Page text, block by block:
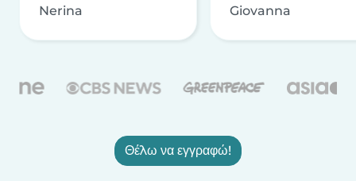
Nerina Giovanna
Θέλω να εγγραφώ!